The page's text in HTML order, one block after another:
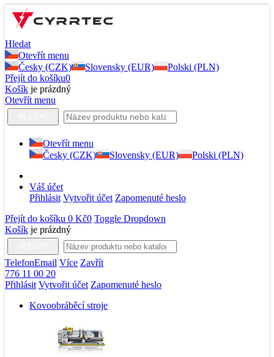
Hledat
Otevřít menu
Česky (CZK)
Slovensky (EUR)
Polski (PLN)
Přejít do košíku0
Košík je prázdný
Otevřít menu
Otevřít menu
Česky (CZK)
Slovensky (EUR) Polski (PLN)
Váš účet
Přihlásit Vytvořit účet Zapomenuté heslo
Přejít do košíku 0 Kč0 Toggle Dropdown
Košík je prázdný
TelefonEmail Více Zavřít
776 11 00 20
Přihlásit Vytvořit účet Zapomenuté heslo
Kovoobráběcí stroje